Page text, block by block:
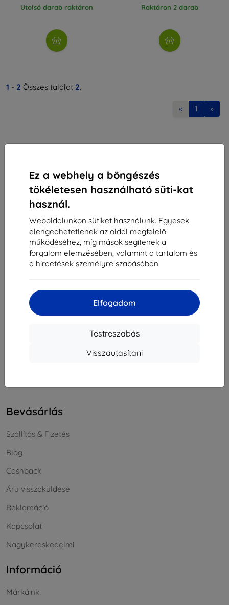
Ez a webhely a böngészés
tökéletesen használható süti-kat
használ.
Weboldalunkon sütiket használunk. Egyesek
elengedhetetlenek az oldal megfelelő
működéséhez, míg mások segítenek a
forgalom elemzésében, valamint a tartalom és
a hirdetések személyre szabásában.
Elfogadom
Testreszabás
Visszautasítani
Utolsó darab raktáron Raktáron 2 darab
1 - 2 Összes találat 2.
« 1 »
Shield-Sk s.r.o.
Rudolf Mocka utca 3750/2A
Cégjegyzékszám:46701494
ÁFA-azonosító:SK2023549671
info@top4mobile.eu
Írjon nekünk
Bevásárlás
Szállítás & Fizetés
Blog
Cashback
Áru visszaküldése
Reklamáció
Kapcsolat
Nagykereskedelmi
Információ
Márkáink